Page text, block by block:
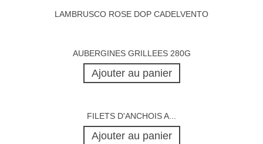
LAMBRUSCO ROSE DOP CADELVENTO
AUBERGINES GRILLEES 280G
Ajouter au panier
FILETS D'ANCHOIS A...
Ajouter au panier